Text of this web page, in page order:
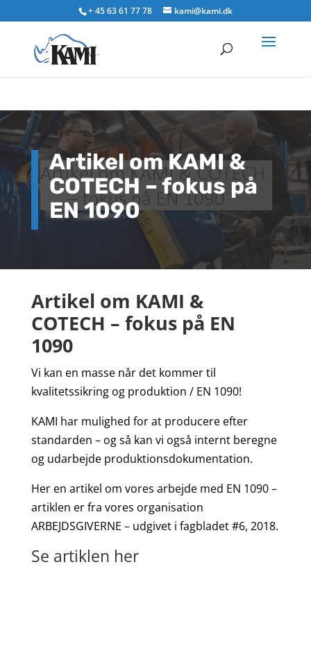
+ 45 63 61 77 78 kami@kami.dk
Artikel om KAMI &
COTECH – fokus på
EN 1090
Artikel om KAMI &
COTECH – fokus på EN
1090
Vi kan en masse når det kommer til
kvalitetssikring og produktion / EN 1090!
KAMI har mulighed for at producere efter
standarden – og så kan vi også internt beregne
og udarbejde produktionsdokumentation.
Her en artikel om vores arbejde med EN 1090 –
artiklen er fra vores organisation
ARBEJDSGIVERNE – udgivet i fagbladet #6, 2018.
Se artiklen her